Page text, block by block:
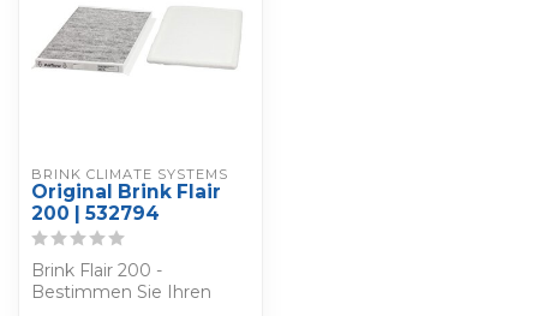
BRINK CLIMATE SYSTEMS
Original Brink Flair
200 | 532794
Brink Flair 200 -
Bestimmen Sie Ihren